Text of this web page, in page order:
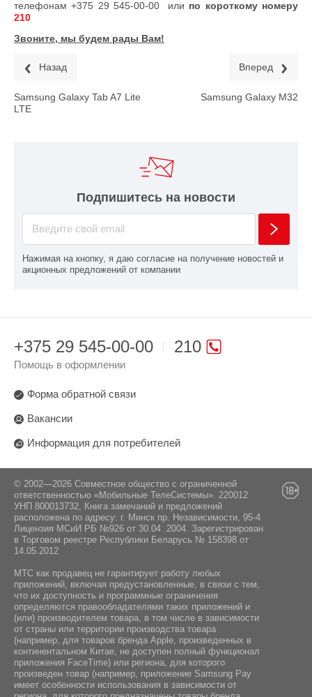
телефонам+375 29 545-00-00 или по короткому номеру
210
Звоните, мы будем рады Вам!
Назад
Samsung Galaxy Tab A7 Lite
LTE
Вперед
Samsung Galaxy M32
Подпишитесь на новости
Нажимая на кнопку, я даю согласие на получение новостей и
акционных предложений от компании
210
+375 29 545-00-00
Помощь в оформлении
Форма обратной связи
Вакансии
Информация для потребителей
© 2002—2026 Совместное общество с ограниченной
ответственностью «Мобильные ТелеСистемы». 220012
УНП 800013732, Книга замечаний и предложений
расположена по адресу: г. Минск пр. Независимости, 95-4
Лицензия МСиИ РБ №926 от 30.04 .2004. Зарегистрирован
в Торговом реестре Республики Беларусь № 158398 от
14.05.2012
МТС как продавец не гарантирует работу любых
приложений, включая предустановленные, в связи с тем,
что их доступность и программные ограничения
определяются правообладателями таких приложений и
(или) производителем товара, в том числе в зависимости
от страны или территории производства товара
(например, для товаров бренда Apple, произведенных в
континентальном Китае, не доступен полный функционал
приложения FaceTime) или региона, для которого
произведен товар (например, приложение Samsung Pay
имеет особенности использования в зависимости от